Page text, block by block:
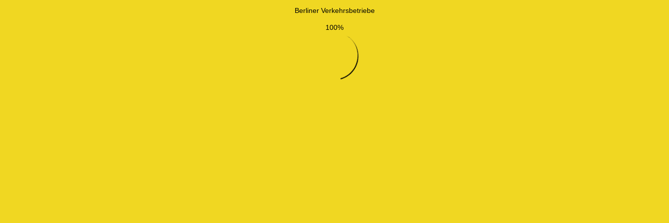
Berliner Verkehrsbetriebe
100%